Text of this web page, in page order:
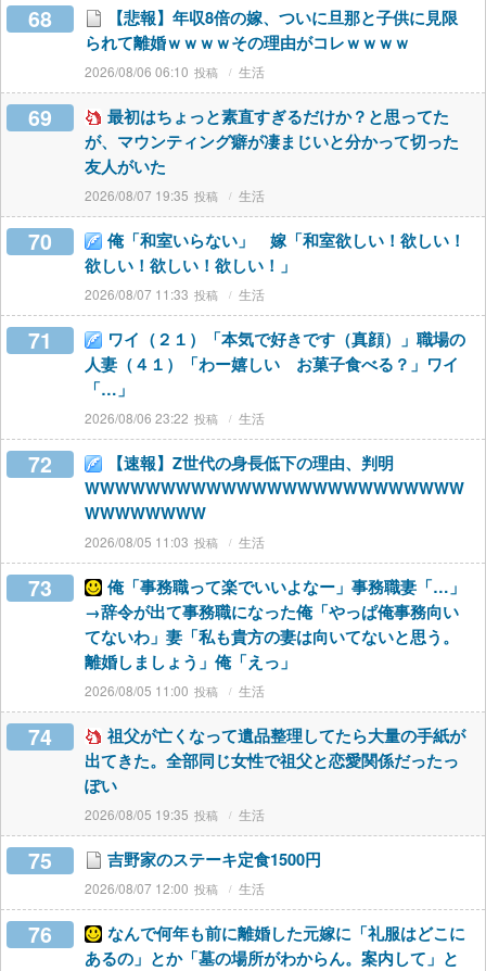
68
【悲報】年収8倍の嫁、ついに旦那と子供に見限
られて離婚ｗｗｗｗその理由がコレｗｗｗｗ
2026/08/06 06:10 生活
69
最初はちょっと素直すぎるだけか？と思ってた
が、マウンティング癖が凄まじいと分かって切った
友人がいた
2026/08/07 19:35 生活
70
俺「和室いらない」 嫁「和室欲しい！欲しい！
欲しい！欲しい！欲しい！」
2026/08/07 11:33 生活
71
ワイ（２１）「本気で好きです（真顔）」職場の
人妻（４１）「わー嬉しい お菓子食べる？」ワイ
「…」
2026/08/06 23:22 生活
72
【速報】Z世代の身長低下の理由、判明
WWWWWWWWWWWWWWWWWWWWWWWWW
WWWWWWWW
2026/08/05 11:03 生活
73
俺「事務職って楽でいいよなー」事務職妻「…」
→辞令が出て事務職になった俺「やっぱ俺事務向い
てないわ」妻「私も貴方の妻は向いてないと思う。
離婚しましょう」俺「えっ」
2026/08/05 11:00 生活
74
祖父が亡くなって遺品整理してたら大量の手紙が
出てきた。全部同じ女性で祖父と恋愛関係だったっ
ぽい
2026/08/05 19:35 生活
75 吉野家のステーキ定食1500円
2026/08/07 12:00 生活
76
なんで何年も前に離婚した元嫁に「礼服はどこに
あるの」とか「墓の場所がわからん。案内して」と